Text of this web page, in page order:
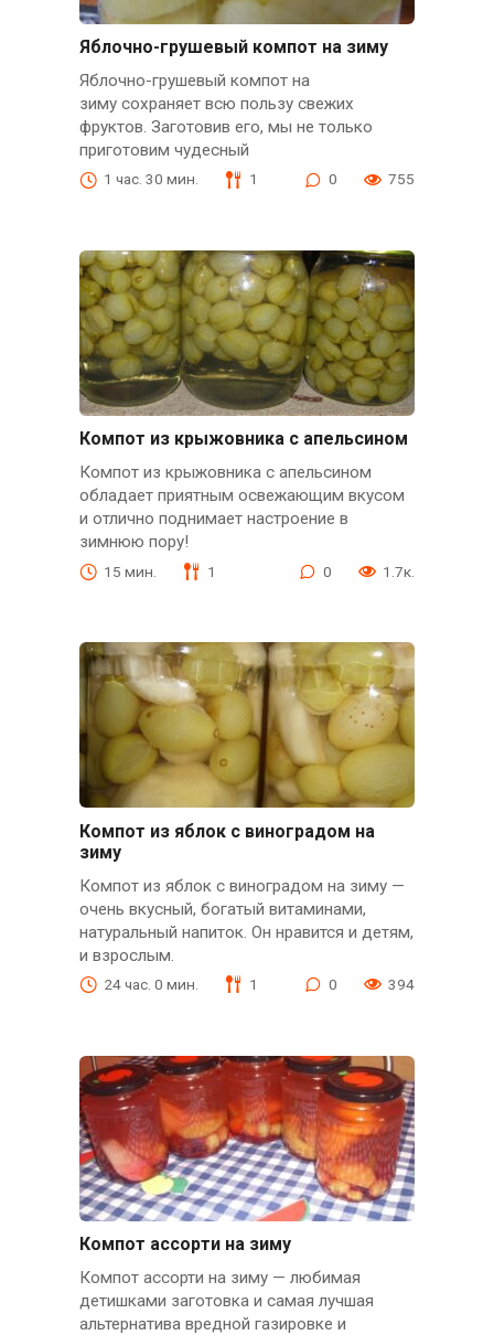
Яблочно-грушевый компот на зиму
Яблочно-грушевый компот на
зиму сохраняет всю пользу свежих
фруктов. Заготовив его, мы не только
приготовим чудесный
1 час. 30 мин. 1 0 755
Компот из крыжовника с апельсином
Компот из крыжовника с апельсином
обладает приятным освежающим вкусом
и отлично поднимает настроение в
зимнюю пору!
15 мин. 1 0 1.7к.
Компот из яблок с виноградом на
зиму
Компот из яблок с виноградом на зиму —
очень вкусный, богатый витаминами,
натуральный напиток. Он нравится и детям,
и взрослым.
24 час. 0 мин. 1 0 394
Компот ассорти на зиму
Компот ассорти на зиму — любимая
детишками заготовка и самая лучшая
альтернатива вредной газировке и